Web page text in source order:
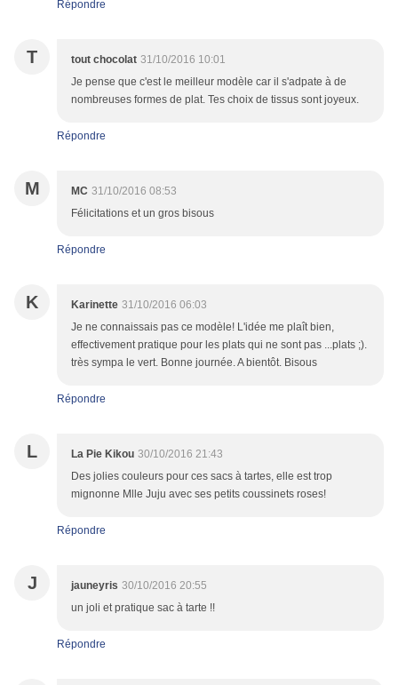
Répondre
T tout chocolat 31/10/2016 10:01
Je pense que c'est le meilleur modèle car il s'adpate à de
nombreuses formes de plat. Tes choix de tissus sont joyeux.
Répondre
M MC 31/10/2016 08:53
Félicitations et un gros bisous
Répondre
K Karinette 31/10/2016 06:03
Je ne connaissais pas ce modèle! L'idée me plaît bien,
effectivement pratique pour les plats qui ne sont pas ...plats ;).
très sympa le vert. Bonne journée. A bientôt. Bisous
Répondre
L La Pie Kikou 30/10/2016 21:43
Des jolies couleurs pour ces sacs à tartes, elle est trop
mignonne Mlle Juju avec ses petits coussinets roses!
Répondre
J jauneyris 30/10/2016 20:55
un joli et pratique sac à tarte !!
Répondre